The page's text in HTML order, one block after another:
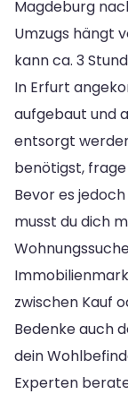
Magdeburg
Umzugs hängt
kann ca. 3
In Erfurt
aufgebaut und
entsorgt
benötigst,
Bevor es
musst du dich
zwischen Kauf
Bedenke auch
dein
Experten